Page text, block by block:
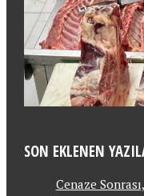
SON EKLENEN
Cenaze